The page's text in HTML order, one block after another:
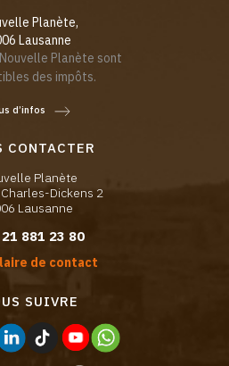
Planète,
Lausanne
Planète sont
des impôts.
d’infos
CONTACTER
Planète
Dickens 2
Lausanne
881 23 80
de contact
SUIVRE